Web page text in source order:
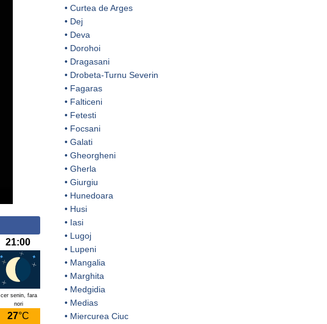
21:00
cer senin, fara
nori
27°C
• Curtea de Arges
• Dej
• Deva
• Dorohoi
• Dragasani
• Drobeta-Turnu Severin
• Fagaras
• Falticeni
• Fetesti
• Focsani
• Galati
• Gheorgheni
• Gherla
• Giurgiu
• Hunedoara
• Husi
• Iasi
• Lugoj
• Lupeni
• Mangalia
• Marghita
• Medgidia
• Medias
• Miercurea Ciuc